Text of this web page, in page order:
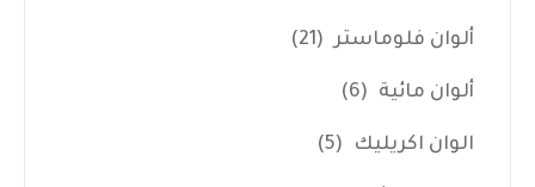
ألوان فلوماستر (21)
ألوان مائية (6)
الوان اكريليك (5)